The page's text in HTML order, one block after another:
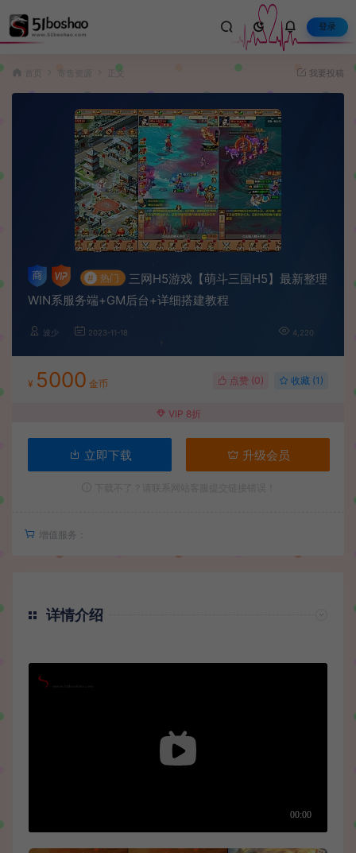
登录
寄售资源 正文 我要投稿
# 热门
三网H5游戏【萌斗三国H5】最新整理
WIN系服务端+GM后台+详细搭建教程
波少 2023-11-18 4,220
¥ 5000 金币 点赞 (0) 收藏 (1)
VIP 8折
立即下载 升级会员
增值服务：
详情介绍